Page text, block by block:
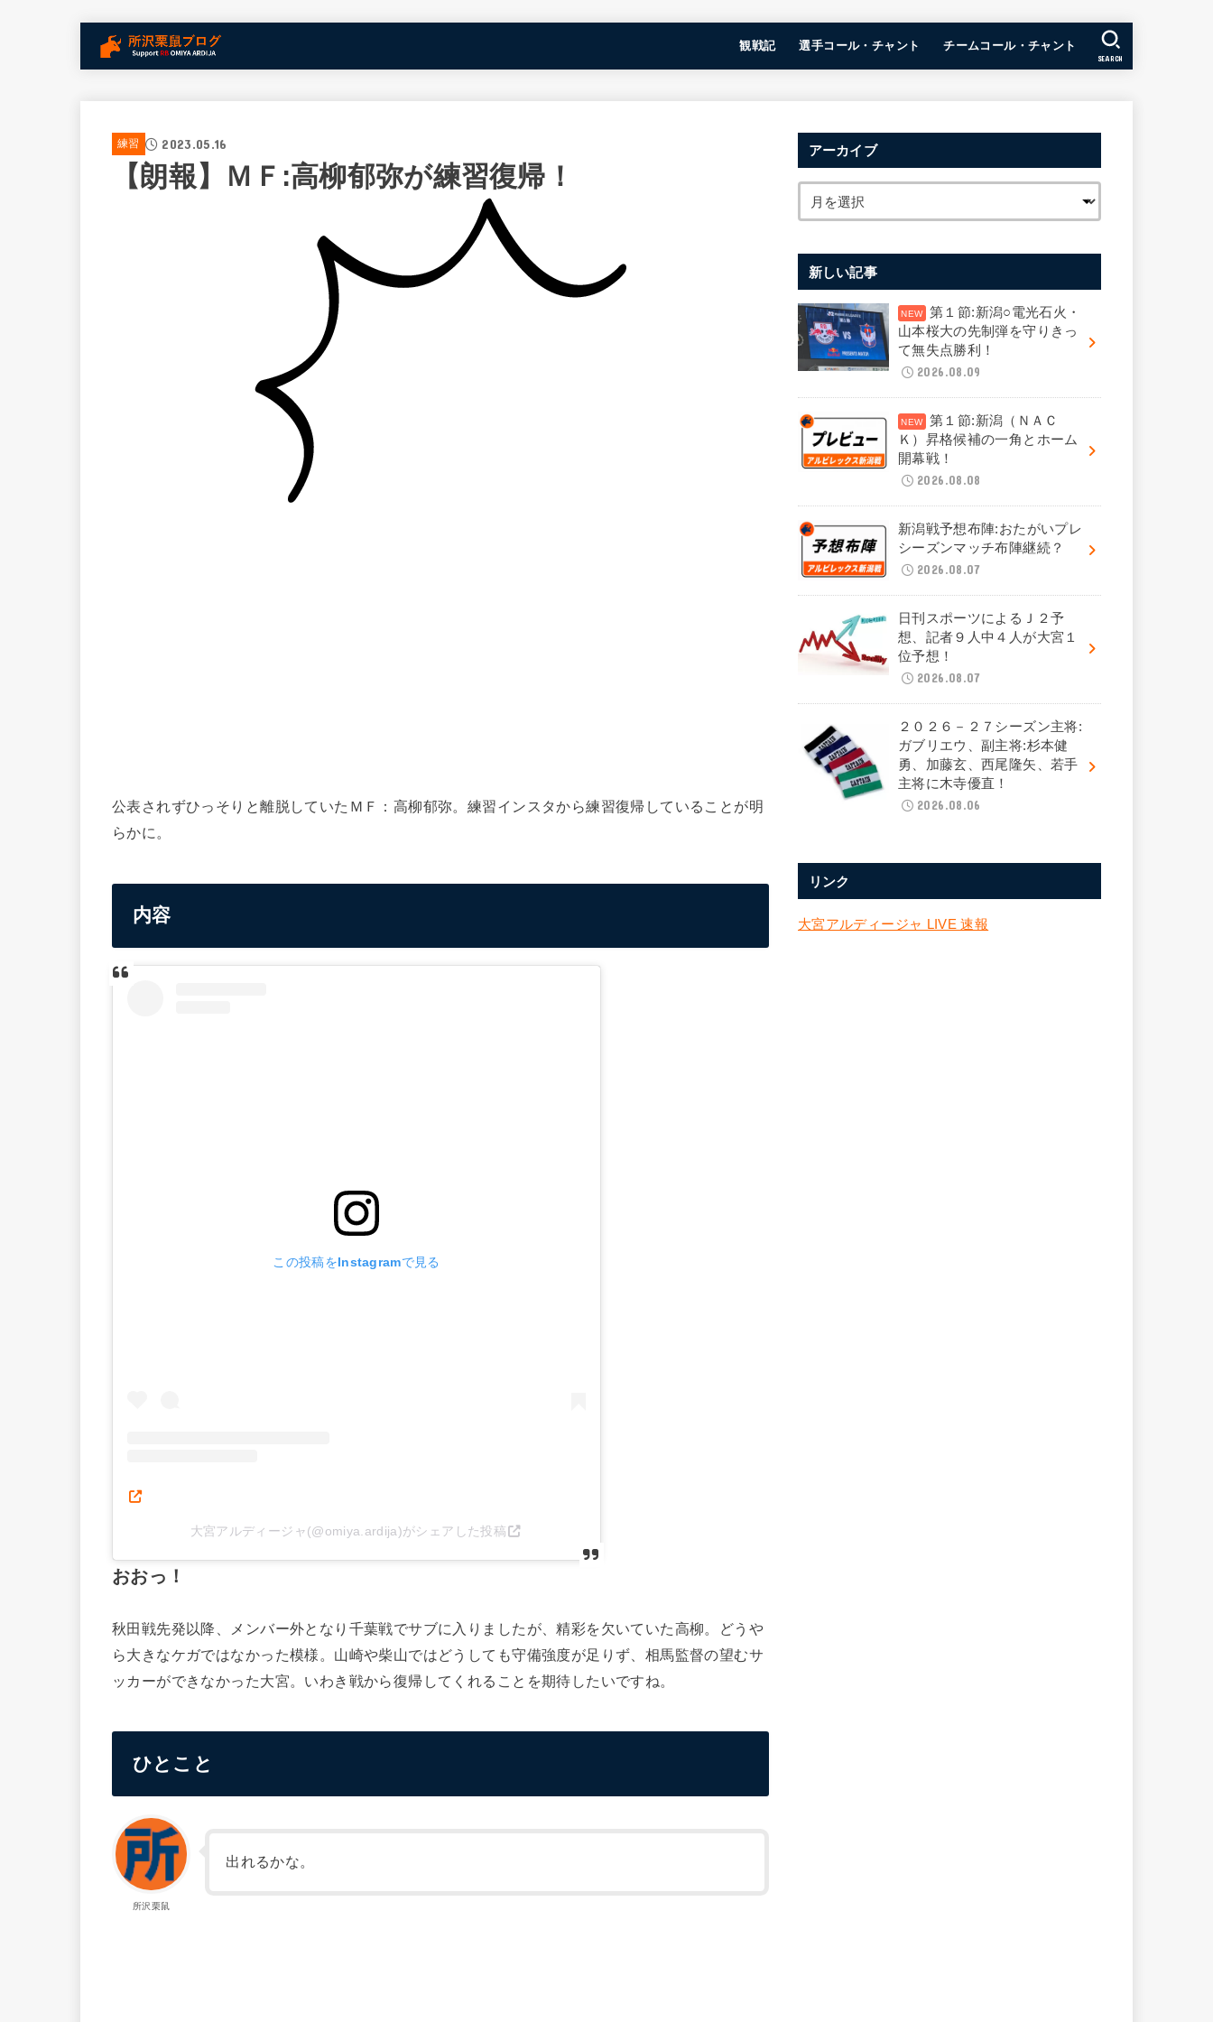
観戦記 選手コール・チャント チームコール・チャント
SEARCH
練習 2023.05.16
【朗報】ＭＦ:高柳郁弥が練習復帰！
公表されずひっそりと離脱していたＭＦ：高柳郁弥。練習インスタから練習復帰していることが明
らかに。
内容
この投稿をInstagramで見る
大宮アルディージャ(@omiya.ardija)がシェアした投稿
おおっ！
秋田戦先発以降、メンバー外となり千葉戦でサブに入りましたが、精彩を欠いていた高柳。どうや
ら大きなケガではなかった模様。山崎や柴山ではどうしても守備強度が足りず、相馬監督の望むサ
ッカーができなかった大宮。いわき戦から復帰してくれることを期待したいですね。
ひとこと
所沢栗鼠
出れるかな。
アーカイブ
新しい記事
第１節:新潟○電光石火・
山本桜大の先制弾を守りきっ
て無失点勝利！
2026.08.09
第１節:新潟（ＮＡＣ
Ｋ）昇格候補の一角とホーム
開幕戦！
2026.08.08
新潟戦予想布陣:おたがいプレ
シーズンマッチ布陣継続？
2026.08.07
日刊スポーツによるＪ２予
想、記者９人中４人が大宮１
位予想！
2026.08.07
２０２６－２７シーズン主将:
ガブリエウ、副主将:杉本健
勇、加藤玄、西尾隆矢、若手
主将に木寺優直！
2026.08.06
リンク
大宮アルディージャ LIVE 速報